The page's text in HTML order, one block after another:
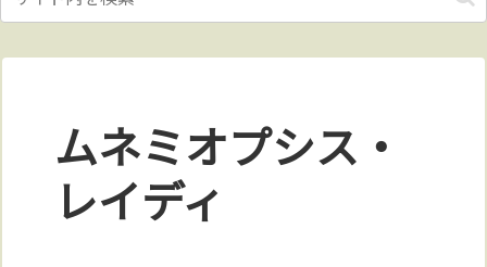
ムネミオプシス・
レイディ